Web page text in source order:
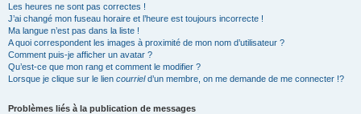
Les heures ne sont pas correctes !
J’ai changé mon fuseau horaire et l’heure est toujours incorrecte !
Ma langue n’est pas dans la liste !
A quoi correspondent les images à proximité de mon nom d’utilisateur ?
Comment puis-je afficher un avatar ?
Qu’est-ce que mon rang et comment le modifier ?
Lorsque je clique sur le lien courrield’un membre, on me demande de me connecter !?
Problèmes liés à la publication de messages